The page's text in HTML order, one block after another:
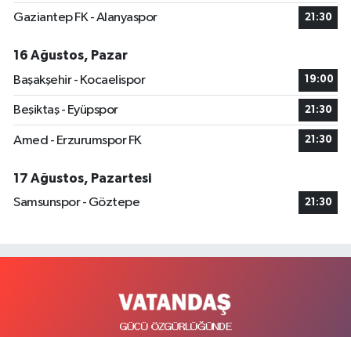
Gaziantep FK - Alanyaspor 21:30
16 Ağustos, Pazar
Başakşehir - Kocaelispor
19:00
Beşiktaş - Eyüpspor 21:30
Amed - Erzurumspor FK 21:30
17 Ağustos, Pazartesi
Samsunspor - Göztepe
21:30